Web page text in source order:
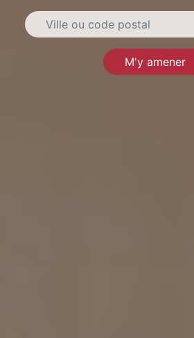
M'y amener